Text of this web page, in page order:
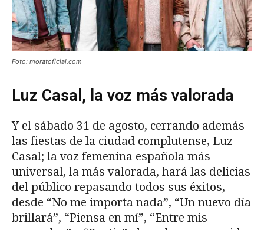
Foto: moratoficial.com
Luz Casal, la voz más valorada
Y el sábado 31 de agosto, cerrando además
las fiestas de la ciudad complutense, Luz
Casal; la voz femenina española más
universal, la más valorada, hará las delicias
del público repasando todos sus éxitos,
desde “No me importa nada”, “Un nuevo día
brillará”, “Piensa en mí”, “Entre mis